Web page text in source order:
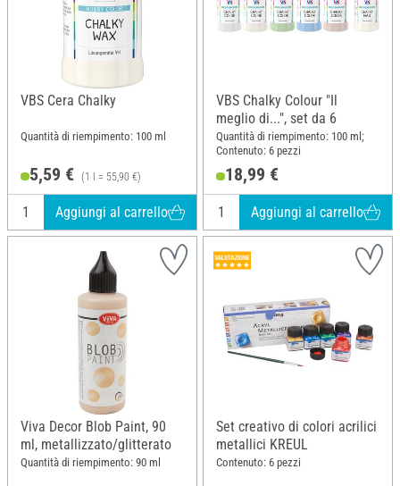
VBS Cera Chalky
Quantità di riempimento: 100 ml
5,59 € (1 l = 55,90 €)
Aggiungi al carrello
VBS Chalky Colour "Il
meglio di...", set da 6
Quantità di riempimento: 100 ml;
Contenuto: 6 pezzi
18,99 €
Aggiungi al carrello
Viva Decor Blob Paint, 90
ml, metallizzato/glitterato
Quantità di riempimento: 90 ml
Set creativo di colori acrilici
metallici KREUL
Contenuto: 6 pezzi